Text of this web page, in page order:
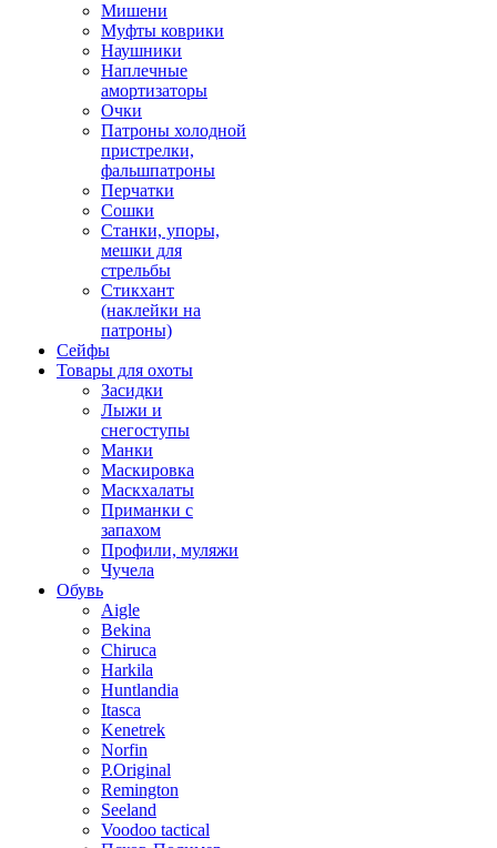
Мишени
Муфты коврики
Наушники
Наплечные
амортизаторы
Очки
Патроны холодной
пристрелки,
фальшпатроны
Перчатки
Сошки
Станки, упоры,
мешки для
стрельбы
Стикхант
(наклейки на
патроны)
Сейфы
Товары для охоты
Засидки
Лыжи и
снегоступы
Манки
Маскировка
Маскхалаты
Приманки с
запахом
Профили, муляжи
Чучела
Обувь
Aigle
Bekina
Chiruсa
Harkila
Huntlandia
Itasca
Kenetrek
Norfin
P.Original
Remington
Seeland
Voodoo tactical